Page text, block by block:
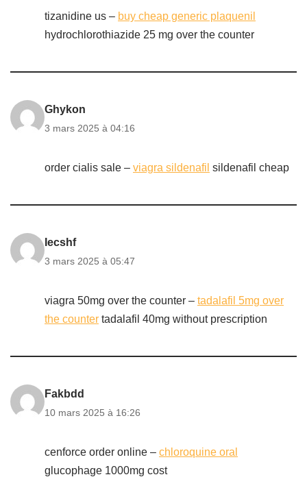
tizanidine us – buy cheap generic plaquenil
hydrochlorothiazide 25 mg over the counter
Ghykon
3 mars 2025 à 04:16
order cialis sale – viagra sildenafil sildenafil cheap
Iecshf
3 mars 2025 à 05:47
viagra 50mg over the counter – tadalafil 5mg over
the counter tadalafil 40mg without prescription
Fakbdd
10 mars 2025 à 16:26
cenforce order online – chloroquine oral
glucophage 1000mg cost